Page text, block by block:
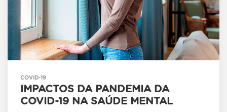
COVID-19
IMPACTOS DA PANDEMIA DA
COVID-19 NA SAÚDE MENTAL